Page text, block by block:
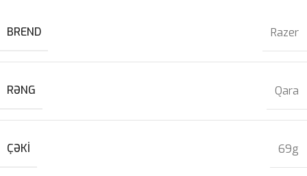
BREND Razer
RƏNG Qara
ÇƏKI 69g